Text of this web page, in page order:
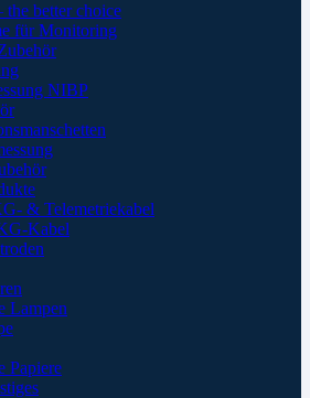
better choice
für Monitoring
NIBP
& Telemetriekabel
Kabel
Lampen
Papiere